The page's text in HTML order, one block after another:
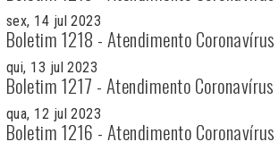
sex, 14 jul 2023
Boletim 1218 - Atendimento Coronavírus
qui, 13 jul 2023
Boletim 1217 - Atendimento Coronavírus
qua, 12 jul 2023
Boletim 1216 - Atendimento Coronavírus